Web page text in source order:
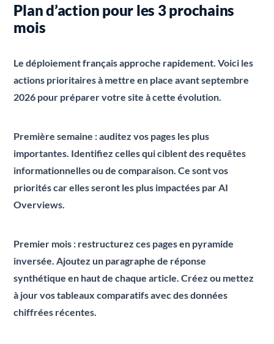
Plan d’action pour les 3 prochains
mois
Le déploiement français approche rapidement. Voici les
actions prioritaires à mettre en place avant septembre
2026 pour préparer votre site à cette évolution.
Première semaine : auditez vos pages les plus
importantes. Identifiez celles qui ciblent des requêtes
informationnelles ou de comparaison. Ce sont vos
priorités car elles seront les plus impactées par AI
Overviews.
Premier mois : restructurez ces pages en pyramide
inversée. Ajoutez un paragraphe de réponse
synthétique en haut de chaque article. Créez ou mettez
à jour vos tableaux comparatifs avec des données
chiffrées récentes.